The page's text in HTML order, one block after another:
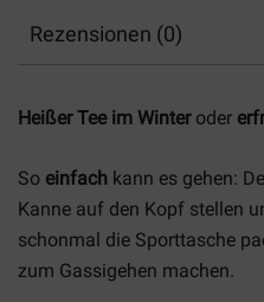
Rezensionen (0)
Heißer Tee im Winteroder
So einfach kann es gehen:
Kanne auf den Kopf stellen
schonmal die Sporttasche
zum Gassigehen machen.